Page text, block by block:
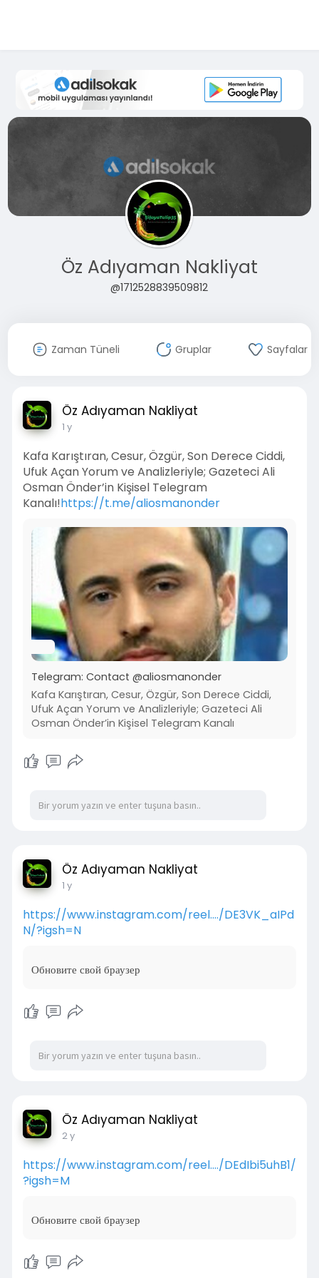
Öz Adıyaman Nakliyat
@1712528839509812
Zaman Tüneli Gruplar Sayfalar
Öz Adıyaman Nakliyat
1 y
Kafa Karıştıran, Cesur, Özgür, Son Derece Ciddi,
Ufuk Açan Yorum ve Analizleriyle; Gazeteci Ali
Osman Önder’in Kişisel Telegram
Kanalı!https://t.me/aliosmanonder
Telegram: Contact @aliosmanonder
Kafa Karıştıran, Cesur, Özgür, Son Derece Ciddi,
Ufuk Açan Yorum ve Analizleriyle; Gazeteci Ali
Osman Önder’in Kişisel Telegram Kanalı
Öz Adıyaman Nakliyat
1 y
https://www.instagram.com/reel..../DE3VK_aIPd
N/?igsh=N
Обновите свой браузер
Öz Adıyaman Nakliyat
2 y
https://www.instagram.com/reel..../DEdIbi5uhB1/
?igsh=M
Обновите свой браузер